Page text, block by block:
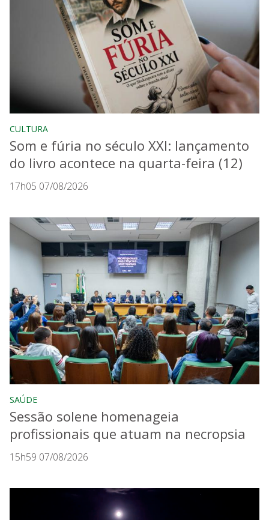
CULTURA
Som e fúria no século XXI: lançamento
do livro acontece na quarta-feira (12)
17h05 07/08/2026
SAÚDE
Sessão solene homenageia
profissionais que atuam na necropsia
15h59 07/08/2026